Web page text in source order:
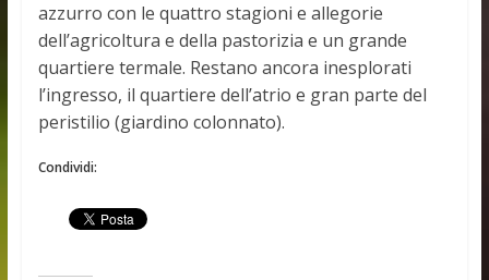
azzurro con le quattro stagioni e allegorie
dell’agricoltura e della pastorizia e un grande
quartiere termale. Restano ancora inesplorati
l’ingresso, il quartiere dell’atrio e gran parte del
peristilio (giardino colonnato).
Condividi: